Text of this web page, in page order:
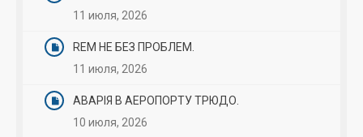
11 июля, 2026
REM НЕ БЕЗ ПРОБЛЕМ.
11 июля, 2026
АВАРІЯ В АЕРОПОРТУ ТРЮДО.
10 июля, 2026